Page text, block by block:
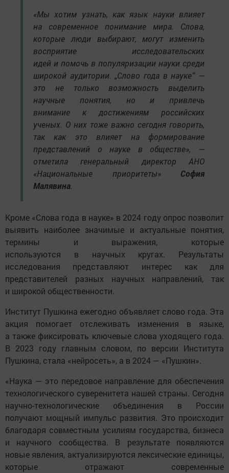
«Мы хотим узнать, как язык науки влияет
на современное понимание мира. Слова,
которые люди выбирают, могут изменить
восприятие исследовательских
идей и помочь в популяризации науки среди
широкой аудитории. „Слово года в науке“ —
это не только возможность выделить
научные понятия, но и привлечь
внимание к достижениям российских
ученых. О них тоже важно сегодня говорить,
так как это влияет на формирование
представлений о науке в обществе», —
отметила генеральный директор АНО
«Национальные приоритеты» София
Малявина.
Кроме «Слова года в науке» в 2024 году опрос позволит
выявить наиболее значимые и актуальные понятия,
термины и выражения, которые
используются в научных кругах. Результаты
исследования представляют интерес как для
представителей разных научных направлений, так
и широкой общественности.
Институт Пушкина ежегодно объявляет слово года. Эта
акция помогает отслеживать изменения в языке,
а также фиксировать ключевые слова уходящего года.
В 2023 году главным словом, по версии Института
Пушкина, стала «нейросеть», а в 2024 — «Пушкин».
«Наука — это передовое направление для обеспечения
технологического суверенитета нашей страны. Сегодня
научно-технологические объединения в России
получают мощный импульс развития. Это происходит
благодаря совместным усилиям государства, бизнеса
и научного сообщества. В результате появляются
новые явления, актуализируются лексические единицы,
которые отражают современные